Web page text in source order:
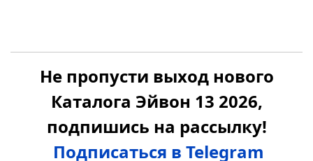
Не пропусти выход нового
Каталога Эйвон 13 2026,
подпишись на рассылку!
Подписаться в Telegram